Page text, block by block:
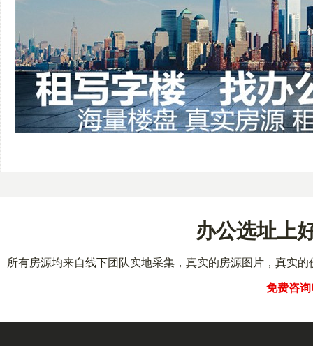
办公选址上
所有房源均来自线下团队实地采集，真实的房源图片，真实
免费咨询